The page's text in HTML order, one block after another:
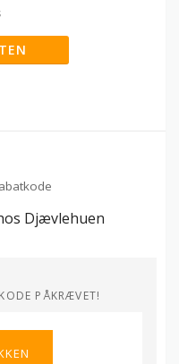
Djævlehuen
PÅKRÆVET!